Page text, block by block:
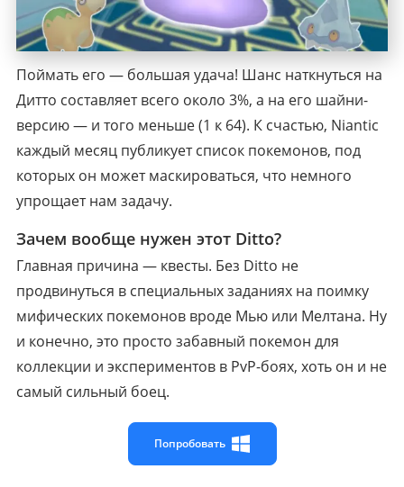
Поймать его — большая удача! Шанс наткнуться на
Дитто составляет всего около 3%, а на его шайни-
версию — и того меньше (1 к 64). К счастью, Niantic
каждый месяц публикует список покемонов, под
которых он может маскироваться, что немного
упрощает нам задачу.
Зачем вообще нужен этот Ditto?
Главная причина — квесты. Без Ditto не
продвинуться в специальных заданиях на поимку
мифических покемонов вроде Мью или Мелтана. Ну
и конечно, это просто забавный покемон для
коллекции и экспериментов в PvP-боях, хоть он и не
самый сильный боец.
Попробовать